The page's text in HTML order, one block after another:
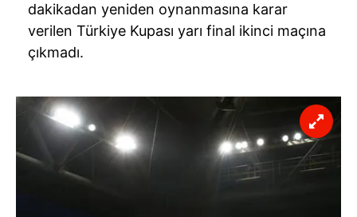
dakikadan yeniden oynanmasına karar
verilen Türkiye Kupası yarı final ikinci maçına
çıkmadı.